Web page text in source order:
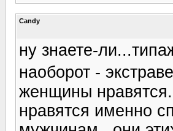
Candy
ну знаете-
наоборот -
женщины
нравятся именно